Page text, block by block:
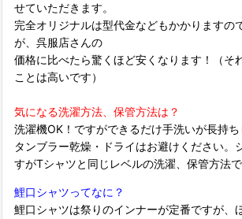
せていただきます。
完全オリジナルは型代金などもかかりますの
が、呉服店さんの
価格に比べたら驚くほど安くなります！（そ
ことは高いです）
気になる洗濯方法、保管方法は？
洗濯機OK！ですができるだけ手洗いが長持ち
タンブラー乾燥・ドライはお避けください。
すがTシャツと同じレベルの洗濯、保管方法で
鯉口シャツってなに？
鯉口シャツは祭りのインナーが定番ですが、